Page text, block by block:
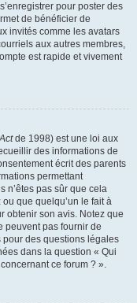
pour poster des
de bénéficier de
invités comme les avatars
aux autres membres,
est rapide et vivement
de 1998) est une loi aux
des informations de
écrit des parents
permettant
n’êtes pas sûr que cela
que quelqu’un le fait à
obtenir son avis. Notez que
peuvent pas fournir de
des questions légales
dans la question « Qui
ce forum ? ».